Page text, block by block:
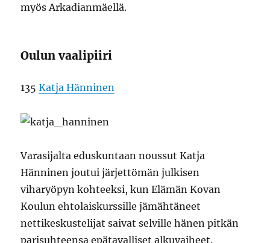
myös Arkadianmäellä.
Oulun vaalipiiri
135Katja Hänninen
Varasijalta eduskuntaan noussut Katja
Hänninen joutui järjettömän julkisen
viharyöpyn kohteeksi, kun Elämän Kovan
Koulun ehtolaiskurssille jämähtäneet
nettikeskustelijat saivat selville hänen pitkän
parisuhteensa epätavalliset alkuvaiheet.